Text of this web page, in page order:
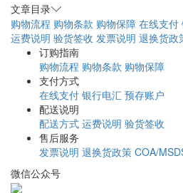
文章目录
购物流程 购物条款 购物保障 在线支付
运费说明 验货签收 发票说明 退换货政
订购指南
购物流程 购物条款 购物保障
支付方式
在线支付 银行电汇 预存账户
配送说明
配送方式 运费说明 验货签收
售后服务
发票说明 退换货政策 COA/
微信公众号